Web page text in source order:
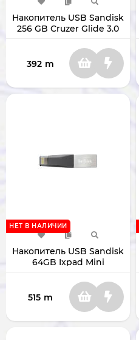
Накопитель USB Sandisk
256 GB Cruzer Glide 3.0
392 m
Накопитель USB Sandisk
64GB Ixpad Mini
SDIX40N64GGN6NE
НЕТ В НАЛИЧИИ
515 m